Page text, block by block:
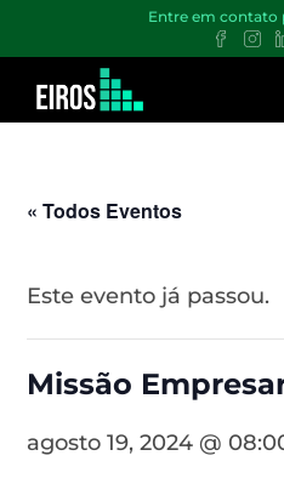
Entre em contato
« Todos Eventos
Este evento já passou.
Missão
agosto 19, 2024 @